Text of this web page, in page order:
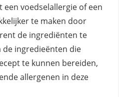
voedselallergie of een
te maken door
de ingrediënten te
de ingredieënten die
te kunnen bereiden,
allergenen in deze